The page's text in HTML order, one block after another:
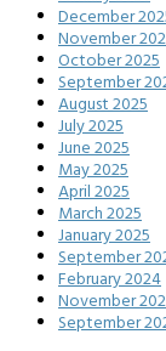
December
November
October 2025
September
August 2025
July 2025
June 2025
May 2025
April 2025
March 2025
January 2025
September
February 2024
November
September